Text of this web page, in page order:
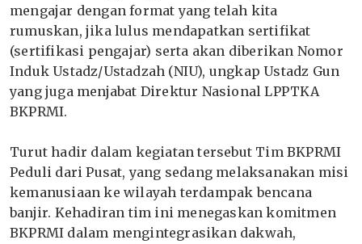
mengajar dengan format yang telah kita
rumuskan, jika lulus mendapatkan sertifikat
(sertifikasi pengajar) serta akan diberikan Nomor
Induk Ustadz/Ustadzah (NIU), ungkap Ustadz Gun
yang juga menjabat Direktur Nasional LPPTKA
BKPRMI.
Turut hadir dalam kegiatan tersebut Tim BKPRMI
Peduli dari Pusat, yang sedang melaksanakan misi
kemanusiaan ke wilayah terdampak bencana
banjir. Kehadiran tim ini menegaskan komitmen
BKPRMI dalam mengintegrasikan dakwah,